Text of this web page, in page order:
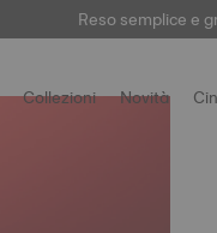
per accedere a tutte
Reso semplice e
Collezioni Novità